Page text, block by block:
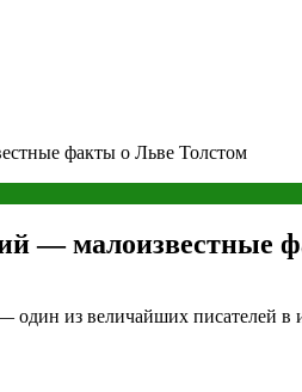
факты о Льве Толстом
— малоизвестные
один из величайших писателей в